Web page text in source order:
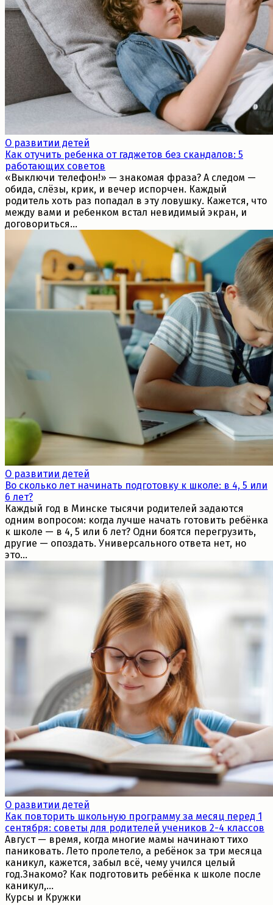
О развитии детей
Как отучить ребенка от гаджетов без скандалов: 5
работающих советов
«Выключи телефон!» — знакомая фраза? А следом —
обида, слёзы, крик, и вечер испорчен. Каждый
родитель хоть раз попадал в эту ловушку. Кажется, что
между вами и ребенком встал невидимый экран, и
договориться...
О развитии детей
Во сколько лет начинать подготовку к школе: в 4, 5 или
6 лет?
Каждый год в Минске тысячи родителей задаются
одним вопросом: когда лучше начать готовить ребёнка
к школе — в 4, 5 или 6 лет? Одни боятся перегрузить,
другие — опоздать. Универсального ответа нет, но
это...
О развитии детей
Как повторить школьную программу за месяц перед 1
сентября: советы для родителей учеников 2-4 классов
Август — время, когда многие мамы начинают тихо
паниковать. Лето пролетело, а ребёнок за три месяца
каникул, кажется, забыл всё, чему учился целый
год.Знакомо? Как подготовить ребёнка к школе после
каникул,...
Курсы и Кружки